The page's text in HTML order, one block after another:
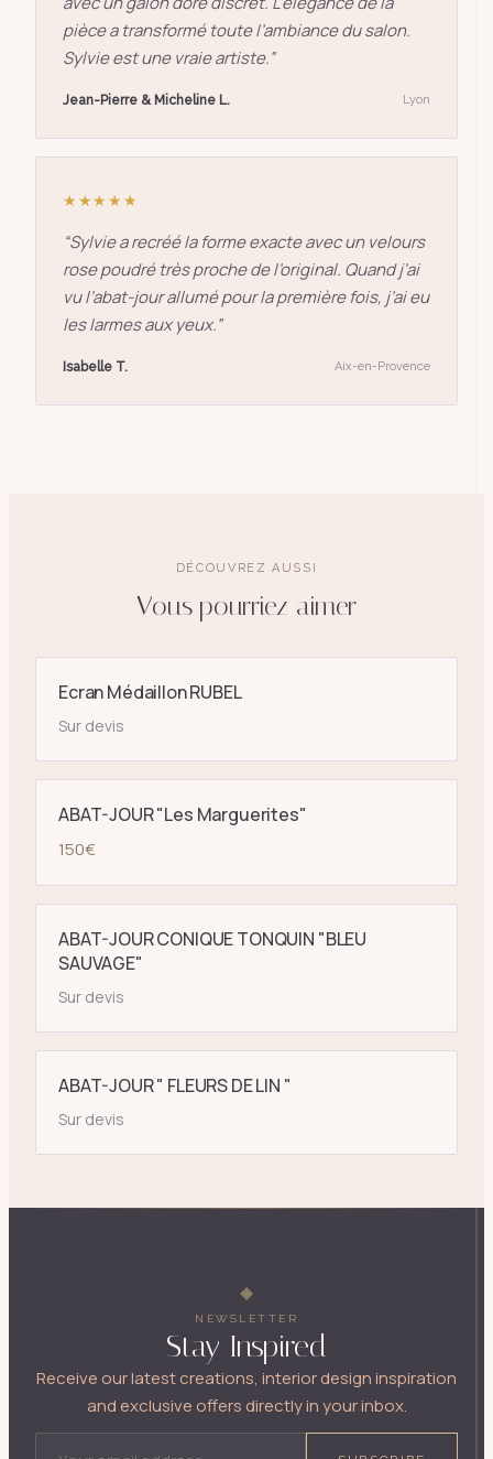
pièce a transformé toute l’ambiance du salon.
Sylvie est une vraie artiste.”
Jean-Pierre & Micheline L. Lyon
★★★★★
“Sylvie a recréé la forme exacte avec un velours
rose poudré très proche de l’original. Quand j’ai
vu l’abat-jour allumé pour la première fois, j’ai eu
les larmes aux yeux.”
Isabelle T. Aix-en-Provence
DÉCOUVREZ AUSSI
Vous pourriez aimer
Ecran Médaillon RUBEL
Sur devis
ABAT-JOUR "Les Marguerites"
150€
ABAT-JOUR CONIQUE TONQUIN "BLEU
SAUVAGE"
Sur devis
ABAT-JOUR " FLEURS DE LIN "
Sur devis
NEWSLETTER
Stay Inspired
Receive our latest creations, interior design inspiration
and exclusive offers directly in your inbox.